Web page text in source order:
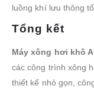
luồng khí lưu thông
Tổng kết
Máy xông hơi khô
các công trình xông
thiết kế nhỏ gọn,